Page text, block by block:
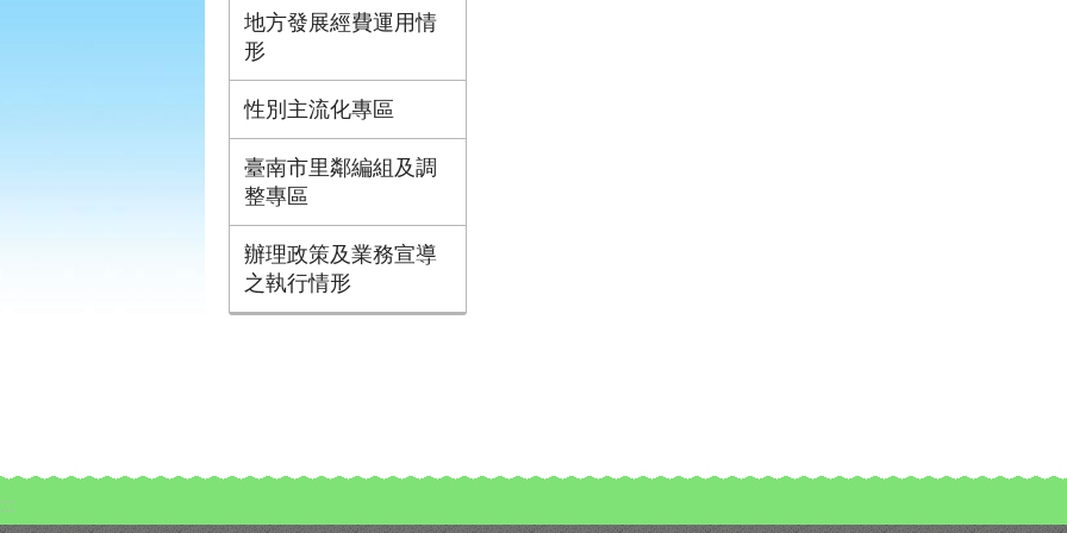
地方發展經費運用情
形
性別主流化專區
臺南市里鄰編組及調
整專區
辦理政策及業務宣導
之執行情形
:::